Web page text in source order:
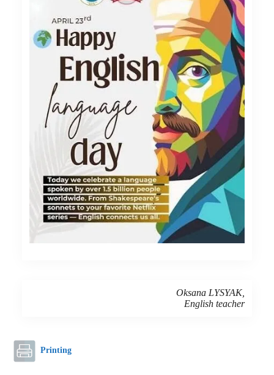
Oksana LYSYAK,
English teacher
Printing